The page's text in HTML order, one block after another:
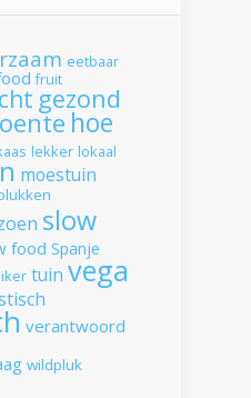
eetbaar
fruit
gezond
hoe
lekker lokaal
moestuin
slow
food Spanje
tuin vega
verantwoord
wildpluk